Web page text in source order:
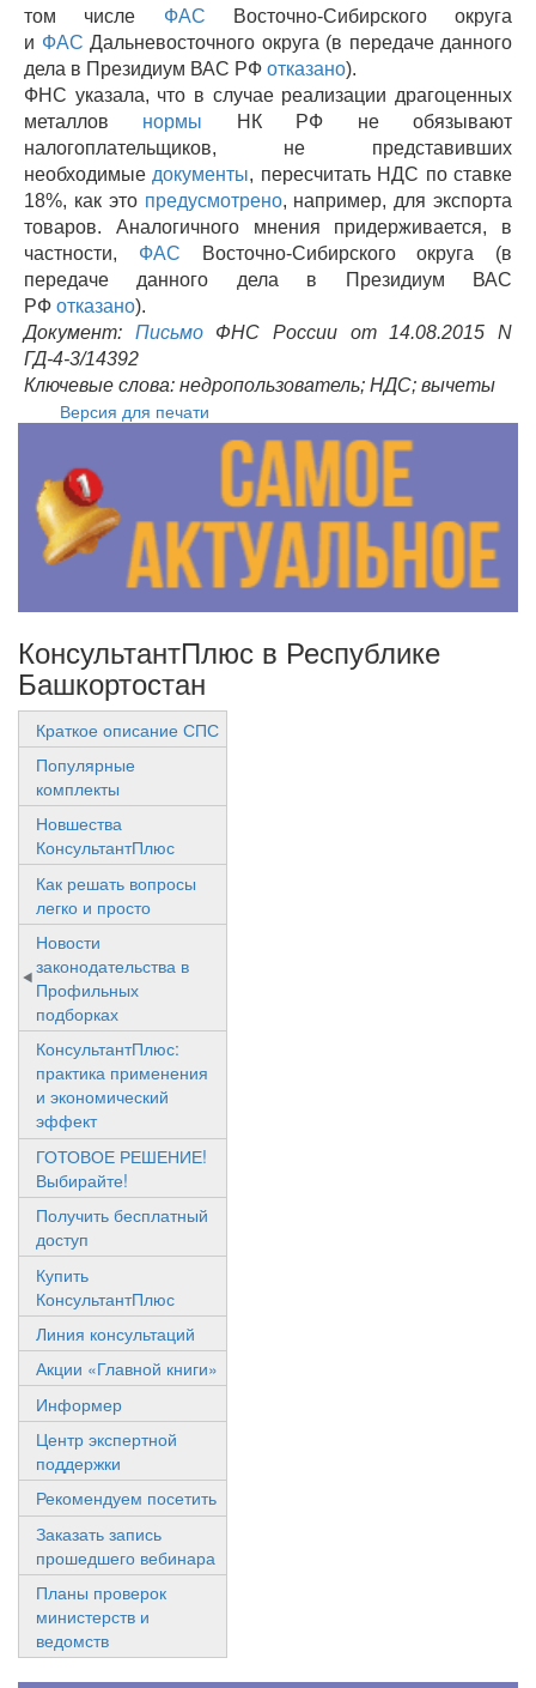
том числе ФАС Восточно-Сибирского округа
и ФАС Дальневосточного округа (в передаче данного
дела в Президиум ВАС РФ отказано).
ФНС указала, что в случае реализации драгоценных
металлов нормы НК РФ не обязывают
налогоплательщиков, не представивших
необходимые документы, пересчитать НДС по ставке
18%, как это предусмотрено, например, для экспорта
товаров. Аналогичного мнения придерживается, в
частности, ФАС Восточно-Сибирского округа (в
передаче данного дела в Президиум ВАС
РФ отказано).
Документ: ПисьмоФНС России от 14.08.2015 N
ГД-4-3/14392
Ключевые слова: недропользователь; НДС; вычеты
Версия для печати
КонсультантПлюс в Республике
Башкортостан
Краткое описание СПС
Популярные
комплекты
Новшества
КонсультантПлюс
Как решать вопросы
легко и просто
Новости
законодательства в
Профильных
подборках
КонсультантПлюс:
практика применения
и экономический
эффект
ГОТОВОЕ РЕШЕНИЕ!
Выбирайте!
Получить бесплатный
доступ
Купить
КонсультантПлюс
Линия консультаций
Акции «Главной книги»
Информер
Центр экспертной
поддержки
Рекомендуем посетить
Заказать запись
прошедшего вебинара
Планы проверок
министерств и
ведомств